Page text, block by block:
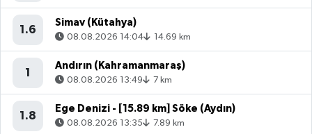
1.6
Simav (Kütahya)
08.08.2026 14:04 14.69 km
1
Andırın (Kahramanmaraş)
08.08.2026 13:49 7 km
1.8
Ege Denizi - [15.89 km] Söke (Aydın)
08.08.2026 13:35 7.89 km